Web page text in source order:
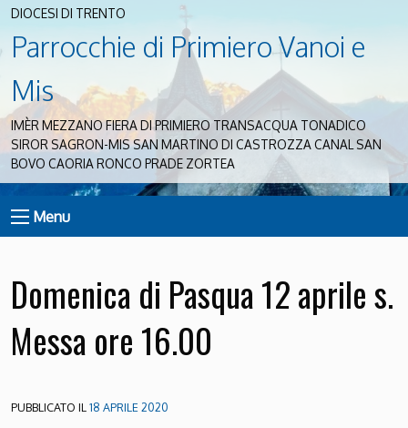
DIOCESI DI TRENTO
Parrocchie di Primiero Vanoi e
Mis
IMÈR MEZZANO FIERA DI PRIMIERO TRANSACQUA TONADICO
SIROR SAGRON-MIS SAN MARTINO DI CASTROZZA CANAL SAN
BOVO CAORIA RONCO PRADE ZORTEA
Menu
Domenica di Pasqua 12 aprile s.
Messa ore 16.00
PUBBLICATO IL18 APRILE 2020